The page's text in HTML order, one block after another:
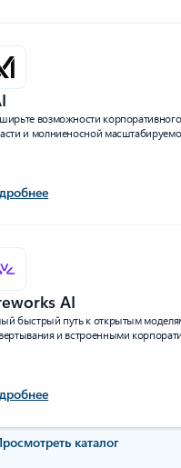
возможности
и молниеносной
AI
быстрый путь к открытым
и встроенными
к вкладкамкаталог